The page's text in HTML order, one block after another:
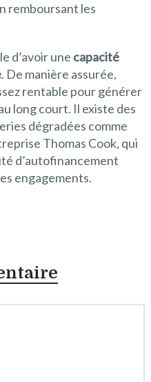
remboursant les
d’avoir une capacité
. De manière assurée,
rentable pour générer
long court. Il existe des
dégradées comme
Thomas Cook, qui
d’autofinancement
engagements.